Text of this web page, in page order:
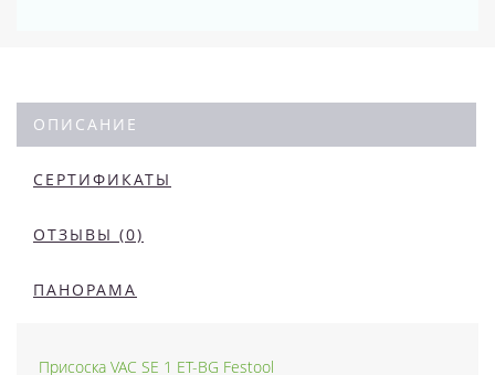
ОПИСАНИЕ
СЕРТИФИКАТЫ
ОТЗЫВЫ (0)
ПАНОРАМА
Присоска VAC SE 1 ET-BG Festool